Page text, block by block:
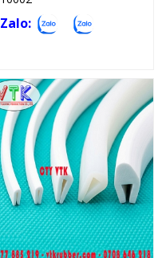
Zalo:
Gioăng chịu lực, nhiệt, dầu